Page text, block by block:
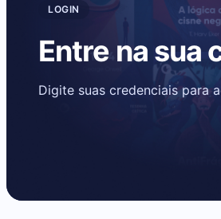
LOGIN
Entre na sua
Digite suas credenciais para